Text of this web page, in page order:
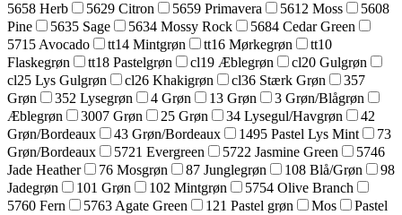
5658 Herb
5629 Citron 5659 Primavera 5612 Moss
5608
Pine
5635 Sage 5634 Mossy Rock
5684 Cedar Green
5715 Avocado
tt14 Mintgrøn tt16 Mørkegrøn
tt10
Flaskegrøn
tt18 Pastelgrøn cl19 Æblegrøn
cl20 Gulgrøn
cl25 Lys Gulgrøn
cl26 Khakigrøn cl36 Stærk Grøn
357
Grøn
352 Lysegrøn 4 Grøn 13 Grøn
3 Grøn/Blågrøn
Æblegrøn
3007 Grøn 25 Grøn 34 Lysegul/Havgrøn
42
Grøn/Bordeaux
43 Grøn/Bordeaux 1495 Pastel Lys Mint
73
Grøn/Bordeaux
5721 Evergreen 5722 Jasmine Green
5746
Jade Heather
76 Mosgrøn 87 Junglegrøn 108 Blå/Grøn
98
Jadegrøn
101 Grøn 102 Mintgrøn
5754 Olive Branch
5760 Fern
5763 Agate Green 121 Pastel grøn Mos
Pastel